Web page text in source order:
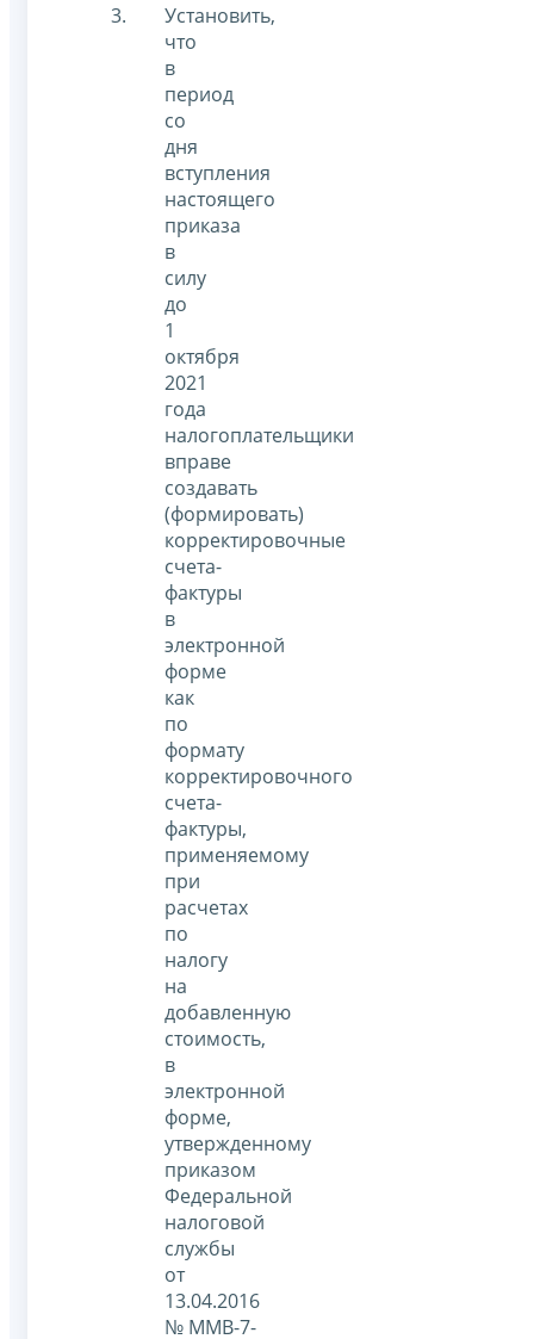
Установить,
что
в
период
со
дня
вступления
настоящего
приказа
в
силу
до
1
октября
2021
года
налогоплательщики
вправе
создавать
(формировать)
корректировочные
счета-
фактуры
в
электронной
форме
как
по
формату
корректировочного
счета-
фактуры,
применяемому
при
расчетах
по
налогу
на
добавленную
стоимость,
в
электронной
форме,
утвержденному
приказом
Федеральной
налоговой
службы
от
13.04.2016
№ ММВ-7-